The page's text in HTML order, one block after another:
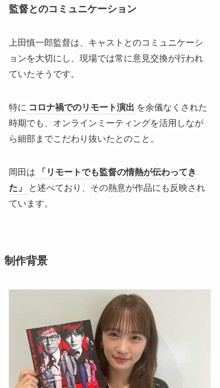
監督とのコミュニケーション
上田慎一郎監督は、キャストとのコミュニケーシ
ョンを大切にし、現場では常に意見交換が行われ
ていたそうです。
特に コロナ禍でのリモート演出 を余儀なくされた
時期でも、オンラインミーティングを活用しなが
ら細部までこだわり抜いたとのこと。
岡田は
「リモートでも監督の情熱が伝わってき
た」
と述べており、その熱意が作品にも反映され
ています。
制作背景